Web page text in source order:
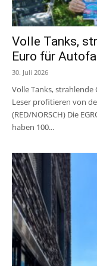
Volle Tanks,
Euro für
30. Juli 2026
Volle Tanks, strahlende
Leser profitieren von
(RED/NORSCH) Die
haben 100...